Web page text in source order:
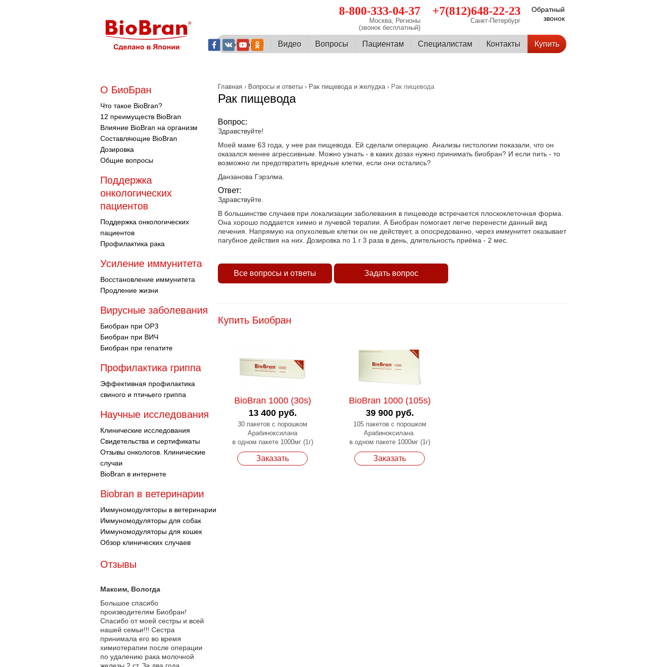
Обратный
звонок
+7(812)648-22-23
Санкт-Петербург
8-800-333-04-37
Москва, Регионы
(звонок бесплатный)
О БиоБран Видео Вопросы Пациентам Cпециалистам Контакты Купить
Главная › Вопросы и ответы › Рак пищевода и желудка› Рак пищевода
Рак пищевода
Вопрос:
Здравствуйте!
Моей маме 63 года, у нее рак пищевода. Ей сделали операцию. Анализы гистологии показали, что он
оказался менее агрессивным. Можно узнать - в каких дозах нужно принимать биобран? И если пить - то
возможно ли предотвратить вредные клетки, если они остались?
Данзанова Гэрэлма.
Ответ:
Здравствуйте.
В большинстве случаев при локализации заболевания в пищеводе встречается плоскоклеточная форма.
Она хорошо поддается химио и лучевой терапии. А Биобран помогает легче перенести данный вид
лечения. Напрямую на опухолевые клетки он не действует, а опосредованно, через иммунитет оказывает
пагубное действия на них. Дозировка по 1 г 3 раза в день, длительность приёма - 2 мес.
Все вопросы и ответы Задать вопрос
Купить Биобран
BioBran 1000 (30s)
13 400 руб.
30 пакетов с порошком
Арабиноксилана
в одном пакете 1000мг (1г)
Заказать
BioBran 1000 (105s)
39 900 руб.
105 пакетов с порошком
Арабиноксилана
в одном пакете 1000мг (1г)
Заказать
О БиоБран
Что такое BioBran?
12 преимуществ BioBran
Влияние BioBran на организм
Составляющие BioBran
Дозировка
Общие вопросы
Поддержка
онкологических
пациентов
Поддержка онкологических
пациентов
Профилактика рака
Усиление иммунитета
Восстановление иммунитета
Продление жизни
Вирусные заболевания
Биобран при ОРЗ
Биобран при ВИЧ
Биобран при гепатите
Профилактика гриппа
Эффективная профилактика
свиного и птичьего гриппа
Научные исследования
Клинические исследования
Свидетельства и сертификаты
Отзывы онкологов. Клинические
случаи
BioBran в интернете
Biobran в ветеринарии
Иммуномодуляторы в ветеринарии
Иммуномодуляторы для собак
Иммуномодуляторы для кошек
Обзор клинических случаев
Отзывы
Максим, Вологда
Большое спасибо
производителям Биобран!
Спасибо от моей сестры и всей
нашей семьи!!! Сестра
принимала его во время
химиотерапии после операции
по удалению рака молочной